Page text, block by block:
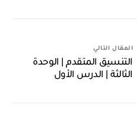
المقال التالي
التنسيق المتقدم | الوحدة
الثالثة | الدرس الأول